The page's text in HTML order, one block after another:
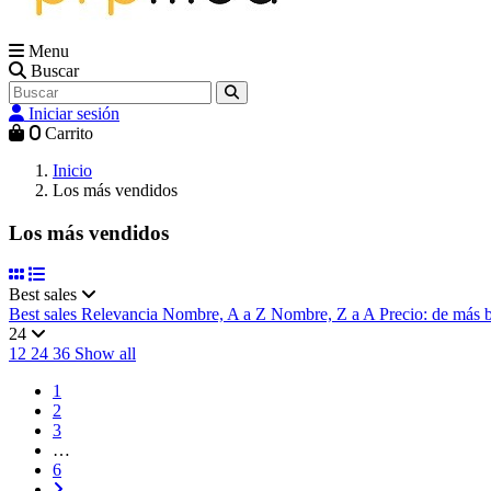
Menu
Buscar
Iniciar sesión
0 Carrito
Inicio
Los más vendidos
Los más vendidos
Best sales
Best sales Relevancia Nombre, A a Z Nombre, Z a APrecio: de más
24
12 24 36 Show all
1
2
3
…
6